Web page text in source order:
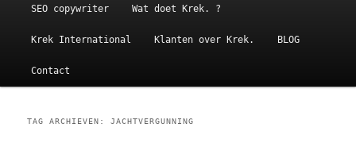
Hoofdmenu
SEO copywriter Wat doet Krek. ?
Krek International Klanten over Krek. BLOG
Contact
TAG ARCHIEVEN:JACHTVERGUNNING